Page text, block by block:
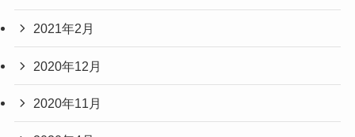
2021年2月
2020年12月
2020年11月